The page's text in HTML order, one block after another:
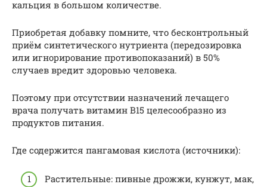
кальция в большом количестве.
Приобретая добавку помните, что бесконтрольный
приём синтетического нутриента (передозировка
или игнорирование противопоказаний) в 50%
случаев вредит здоровью человека.
Поэтому при отсутствии назначений лечащего
врача получать витамин В15 целесообразно из
продуктов питания.
Где содержится пангамовая кислота (источники):
Растительные: пивные дрожжи, кунжут, мак,